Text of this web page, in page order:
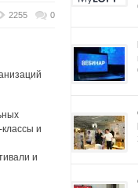
2255 0
и
и